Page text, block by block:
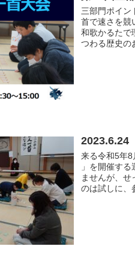
三部門ポイン
首で速さを競
和歌かるたで
つわる歴史の
2023.6.24
来る令和5年
」を開催す
ませんが、
のは試しに